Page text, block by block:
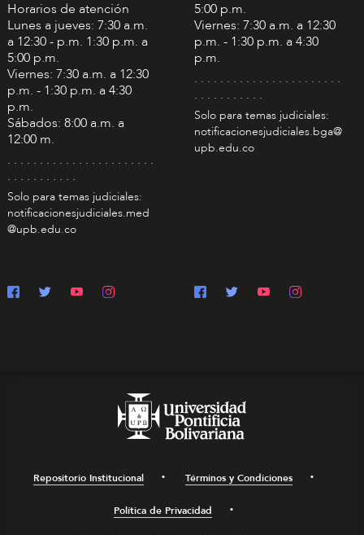
Horarios de atención
Lunes a jueves: 7:30 a.m.
a 12:30 - p.m. 1:30 p.m. a
5:00 p.m.
Viernes: 7:30 a.m. a 12:30
p.m. - 1:30 p.m. a 4:30
p.m.
Sábados: 8:00 a.m. a
12:00 m.
. . . . . . . . . . . . . . . . . . . . . . .
. . . . . . . . . . .
Solo para temas judiciales:
notificacionesjudiciales.med
@upb.edu.co
5:00 p.m.
Viernes: 7:30 a.m. a 12:30
p.m. - 1:30 p.m. a 4:30
p.m.
. . . . . . . . . . . . . . . . . . . . . . .
. . . . . . . . . . .
Solo para temas judiciales:
notificacionesjudiciales.bga@
upb.edu.co
Repositorio Institucional Términos y Condiciones
Política de Privacidad